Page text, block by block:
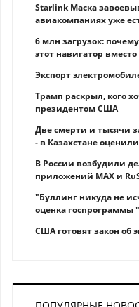
Starlink Маска
авиакомпаниях уже
6 млн загрузок:
этот навигатор
Экспорт
Трамп раскрыл, кого
президентом США
Две смерти и тысячи
- в Казахстане
В России возбудили
приложений MAX и
"Буллинг никуда не
оценка госпрограммы
США готовят закон об